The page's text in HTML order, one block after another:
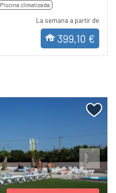
Piscina climatizada
La semana a partir de
399,10 €
Next